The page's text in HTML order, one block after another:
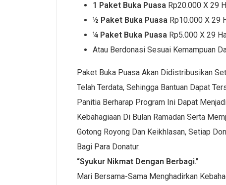
1 Paket Buka Puasa Rp20.000 X 29
½ Paket Buka Puasa Rp10.000 X 29
¼ Paket Buka Puasa Rp5.000 X 29
Atau Berdonasi Sesuai Kemampuan
Paket Buka Puasa Akan Didistribusikan
Telah Terdata, Sehingga Bantuan Dapat
Panitia Berharap Program Ini Dapat
Kebahagiaan Di Bulan Ramadan Serta
Gotong Royong Dan Keikhlasan, Setiap
Bagi Para Donatur.
“Syukur Nikmat Dengan Berbagi.”
Mari Bersama-Sama Menghadirkan